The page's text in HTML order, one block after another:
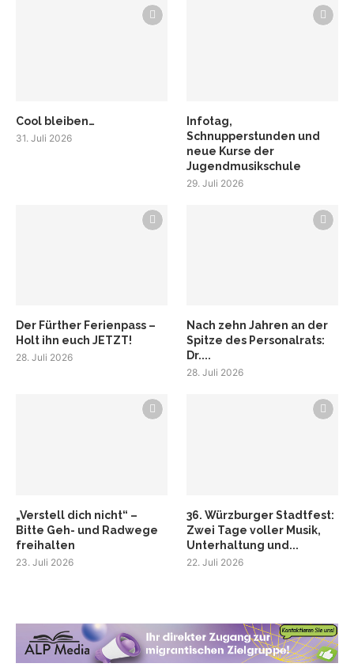
Cool bleiben…
31. Juli 2026
Infotag,
Schnupperstunden und
neue Kurse der
Jugendmusikschule
29. Juli 2026
Der Fürther Ferienpass –
Holt ihn euch JETZT!
28. Juli 2026
Nach zehn Jahren an der
Spitze des Personalrats:
Dr....
28. Juli 2026
„Verstell dich nicht“ –
Bitte Geh- und Radwege
freihalten
23. Juli 2026
36. Würzburger Stadtfest:
Zwei Tage voller Musik,
Unterhaltung und...
22. Juli 2026